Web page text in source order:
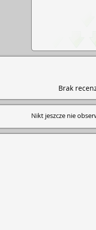
Brak
Nikt jeszcze nie